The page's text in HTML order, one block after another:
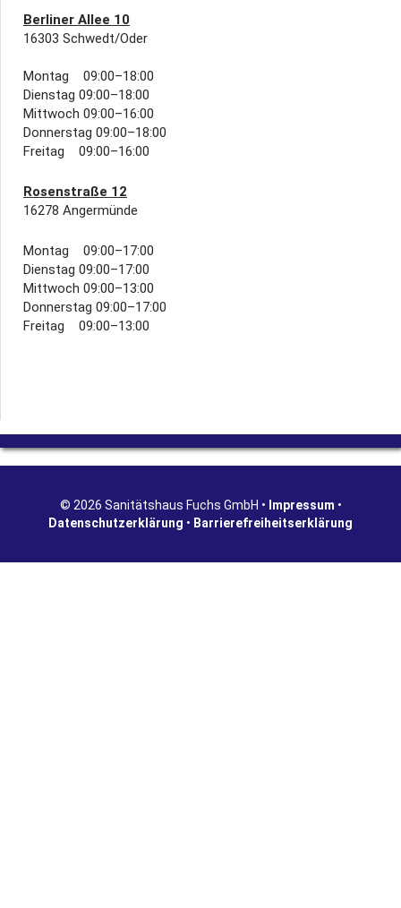
Berliner Allee 10
16303 Schwedt/Oder
Montag 09:00–18:00
Dienstag 09:00–18:00
Mittwoch 09:00–16:00
Donnerstag 09:00–18:00
Freitag 09:00–16:00
Rosenstraße 12
16278 Angermünde
Montag 09:00–17:00
Dienstag 09:00–17:00
Mittwoch 09:00–13:00
Donnerstag 09:00–17:00
Freitag 09:00–13:00
© 2026 Sanitätshaus Fuchs GmbH • Impressum •
Datenschutzerklärung • Barrierefreiheitserklärung